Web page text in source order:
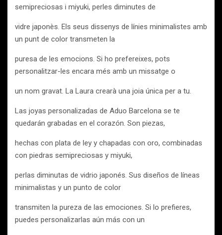
semipreciosas i miyuki, perles diminutes de
vidre japonès. Els seus dissenys de línies minimalistes amb
un punt de color transmeten la
puresa de les emocions. Si ho prefereixes, pots
personalitzar-les encara més amb un missatge o
un nom gravat. La Laura crearà una joia única per a tu.
Las joyas personalizadas de Aduo Barcelona se te
quedarán grabadas en el corazón. Son piezas,
hechas con plata de ley y chapadas con oro, combinadas
con piedras semipreciosas y miyuki,
perlas diminutas de vidrio japonés. Sus diseños de líneas
minimalistas y un punto de color
transmiten la pureza de las emociones. Si lo prefieres,
puedes personalizarlas aún más con un